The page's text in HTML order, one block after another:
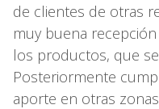
de clientes de otras
muy buena
los productos, que
Posteriormente
aporte en otras